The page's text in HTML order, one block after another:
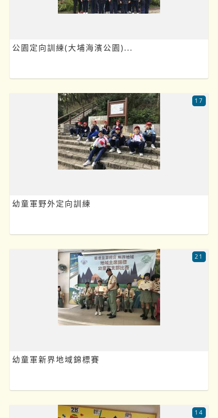
公園定向訓練(大埔海濱公園)...
幼童軍野外定向訓練
17
幼童軍新界地域錦標賽
21
14